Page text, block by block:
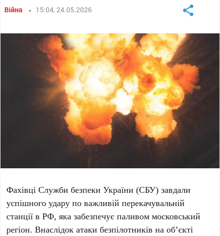
Війна 15:04, 24.05.2026
Фахівці Служби безпеки України(СБУ) завдали
успішного удару по важливій перекачувальній
станції вРФ, яка забезпечує паливом московський
регіон. Внаслідок атаки безпілотників на об’єкті